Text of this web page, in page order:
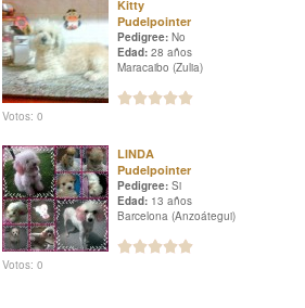
Kitty
Pudelpointer
Pedigree: No
Edad: 28 años
Maracaibo (Zulia)
Votos: 0
LINDA
Pudelpointer
Pedigree: Si
Edad: 13 años
Barcelona (Anzoátegui)
Votos: 0